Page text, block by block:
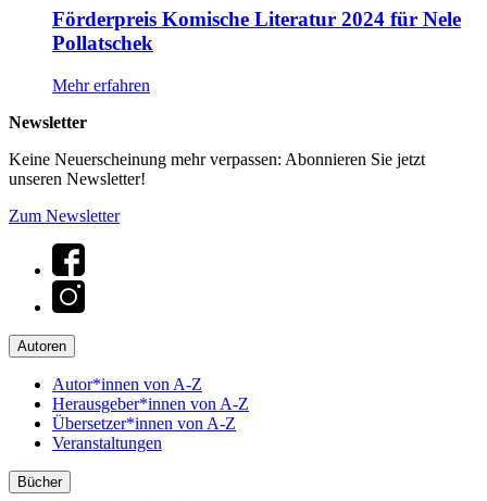
Förderpreis Komische Literatur 2024 für Nele
Pollatschek
Mehr erfahren
Newsletter
Keine Neuerscheinung mehr verpassen: Abonnieren Sie jetzt
unseren Newsletter!
Zum Newsletter
Autoren
Autor*innen von A-Z
Herausgeber*innen von A-Z
Übersetzer*innen von A-Z
Veranstaltungen
Bücher